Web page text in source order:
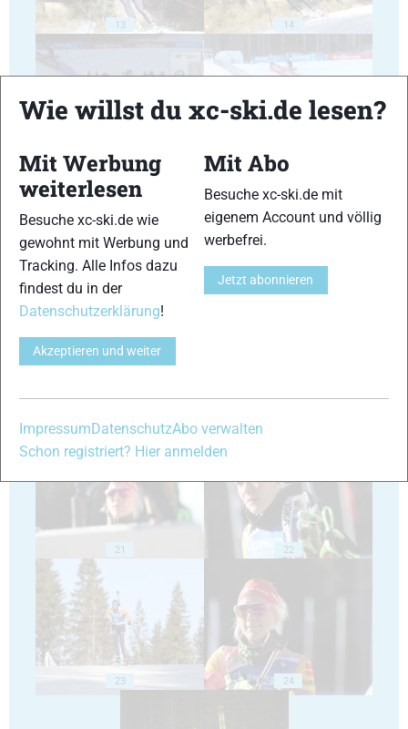
13 14
17 18
21 22
23 24
Wie willst du xc-ski.de lesen?
Mit Werbung
weiterlesen
Besuche xc-ski.de wie
gewohnt mit Werbung und
Tracking. Alle Infos dazu
findest du in der
Datenschutzerklärung!
Akzeptieren und weiter
Mit Abo
Besuche xc-ski.de mit
eigenem Account und völlig
werbefrei.
Jetzt abonnieren
ImpressumDatenschutzAbo verwalten
Schon registriert? Hier anmelden